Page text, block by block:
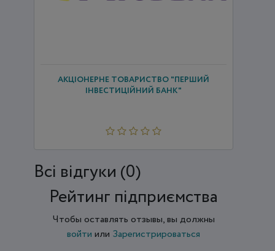
АКЦІОНЕРНЕ ТОВАРИСТВО "ПЕРШИЙ
ІНВЕСТИЦІЙНИЙ БАНК"
Всi відгуки (0)
Рейтинг підприємства
Чтобы оставлять отзывы, вы должны
войти или Зарегистрироваться